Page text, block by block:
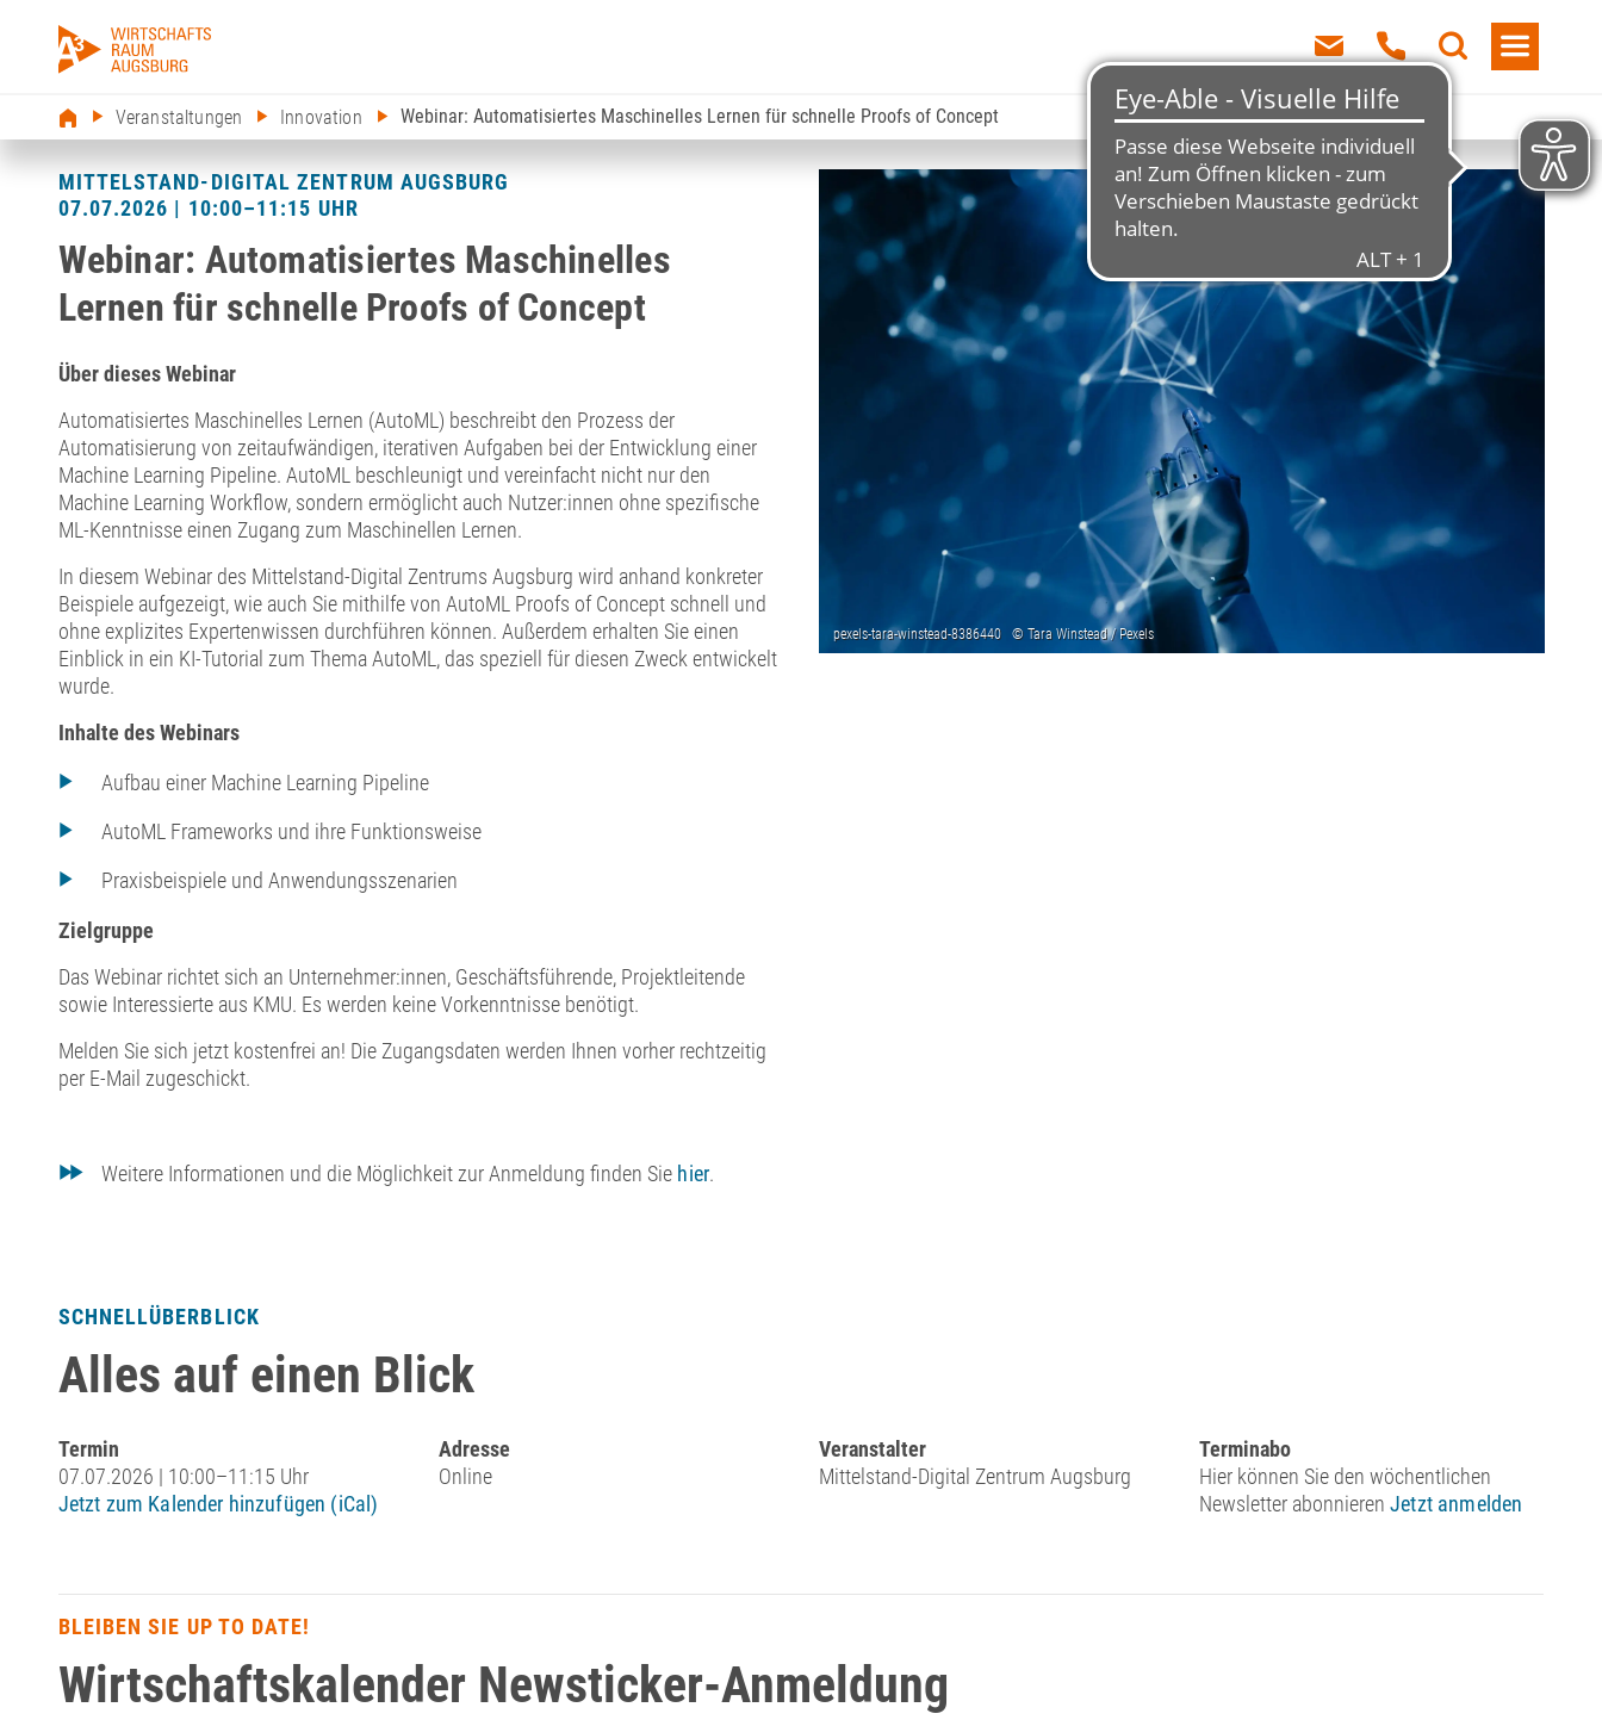
Veranstaltungen Innovation Webinar: Automatisiertes Maschinelles Lernen für schnelle Proofs of Concept
MITTELSTAND-DIGITAL ZENTRUM AUGSBURG
07.07.2026 | 10:00–11:15 UHR
Webinar: Automatisiertes Maschinelles
Lernen für schnelle Proofs of Concept
Über dieses Webinar
Automatisiertes Maschinelles Lernen (AutoML) beschreibt den Prozess der
Automatisierung von zeitaufwändigen, iterativen Aufgaben bei der Entwicklung einer
Machine Learning Pipeline. AutoML beschleunigt und vereinfacht nicht nur den
Machine Learning Workflow, sondern ermöglicht auch Nutzer:innen ohne spezifische
ML-Kenntnisse einen Zugang zum Maschinellen Lernen.
In diesem Webinar des Mittelstand-Digital Zentrums Augsburg wird anhand konkreter
Beispiele aufgezeigt, wie auch Sie mithilfe von AutoML Proofs of Concept schnell und
ohne explizites Expertenwissen durchführen können. Außerdem erhalten Sie einen
Einblick in ein KI-Tutorial zum Thema AutoML, das speziell für diesen Zweck entwickelt
wurde.
Inhalte​ des Webinars
Aufbau einer Machine Learning Pipeline​
AutoML Frameworks und ihre Funktionsweise​
Praxisbeispiele und Anwendungsszenarien
Zielgruppe
Das Webinar richtet sich an Unternehmer:innen, Geschäftsführende, Projektleitende
sowie Interessierte aus KMU. Es werden keine Vorkenntnisse benötigt.
Melden Sie sich jetzt kostenfrei an! Die Zugangsdaten werden Ihnen vorher rechtzeitig
per E-Mail zugeschickt.
Weitere Informationen und die Möglichkeit zur Anmeldung finden Sie hier.
SCHNELLÜBERBLICK
Alles auf einen Blick
Termin
07.07.2026 | 10:00–11:15 Uhr
Jetzt zum Kalender hinzufügen (iCal)
Adresse
Online
Veranstalter
Mittelstand-Digital Zentrum Augsburg
Terminabo
Hier können Sie den wöchentlichen
Newsletter abonnierenJetzt anmelden
BLEIBEN SIE UP TO DATE!
Wirtschaftskalender Newsticker-Anmeldung